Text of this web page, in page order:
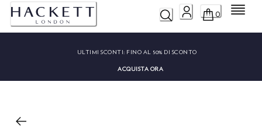
0 Menu
ULTIMI SCONTI: FINO AL 50% DI SCONTO
ACQUISTA ORA